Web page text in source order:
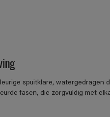
spuitklare,
fasen, die zorgvuldig met